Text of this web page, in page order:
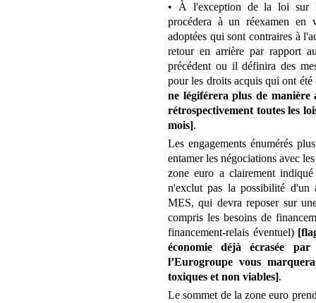
• À l'exception de la loi sur
procédera à un réexamen en
adoptées qui sont contraires à
retour en arrière par rapport
précédent ou il définira des
pour les droits acquis qui ont
ne légiférera plus de manière
rétrospectivement toutes les
mois].
Les engagements énumérés
entamer les négociations avec
zone euro a clairement
n'exclut pas la possibilité d'un
MES, qui devra reposer sur
compris les besoins de
financement-relais éventuel)
économie déjà écrasée
l’Eurogroupe vous
toxiques et non viables].
Le sommet de la zone euro